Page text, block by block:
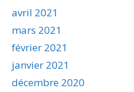
avril 2021
mars 2021
février 2021
janvier 2021
décembre 2020